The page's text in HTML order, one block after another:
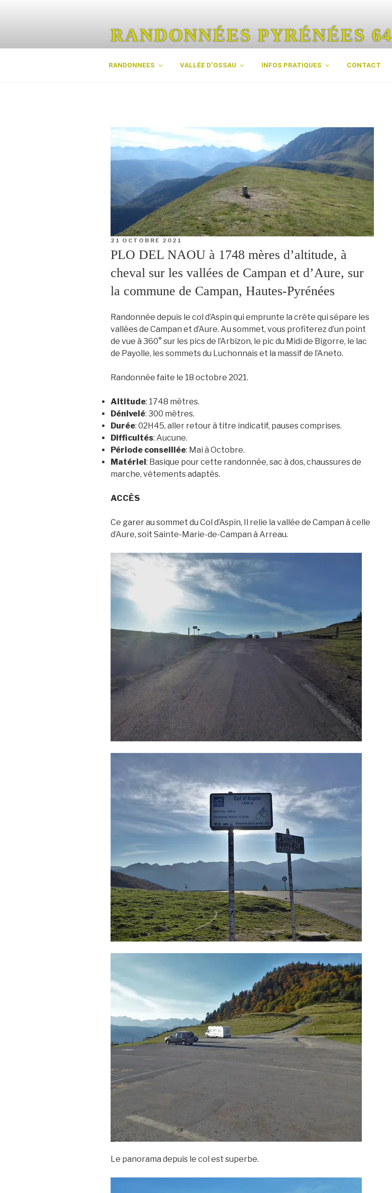
RANDONNÉES PYRÉNÉES 64
RANDONNEES VALLÉE D’OSSAU INFOS PRATIQUES CONTACT
PUBLIÉ
21 OCTOBRE 2021
PLO DEL NAOU à 1748 mères d’altitude, à
cheval sur les vallées de Campan et d’Aure, sur
la commune de Campan, Hautes-Pyrénées
Randonnée depuis le col d’Aspin qui emprunte la crête qui sépare les
vallées de Campan et d’Aure. Au sommet, vous profiterez d’un point
de vue à 360° sur les pics de l’Arbizon, le pic du Midi de Bigorre, le lac
de Payolle, les sommets du Luchonnais et la massif de l’Aneto.
Randonnée faite le 18 octobre 2021.
Altitude: 1748 mètres.
Dénivelé: 300 mètres.
Durée: 02H45, aller retour à titre indicatif, pauses comprises.
Difficultés: Aucune.
Période conseillée: Mai à Octobre.
Matériel : Basique pour cette randonnée, sac à dos, chaussures de
marche, vêtements adaptés.
ACCÈS
Ce garer au sommet du Col d’Aspin, Il relie la vallée de Campan à celle
d’Aure, soit Sainte-Marie-de-Campan à Arreau.
Le panorama depuis le col est superbe.